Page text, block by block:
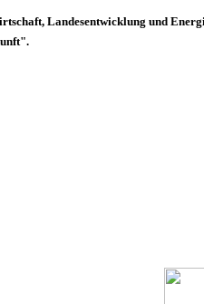
Landesentwicklung und